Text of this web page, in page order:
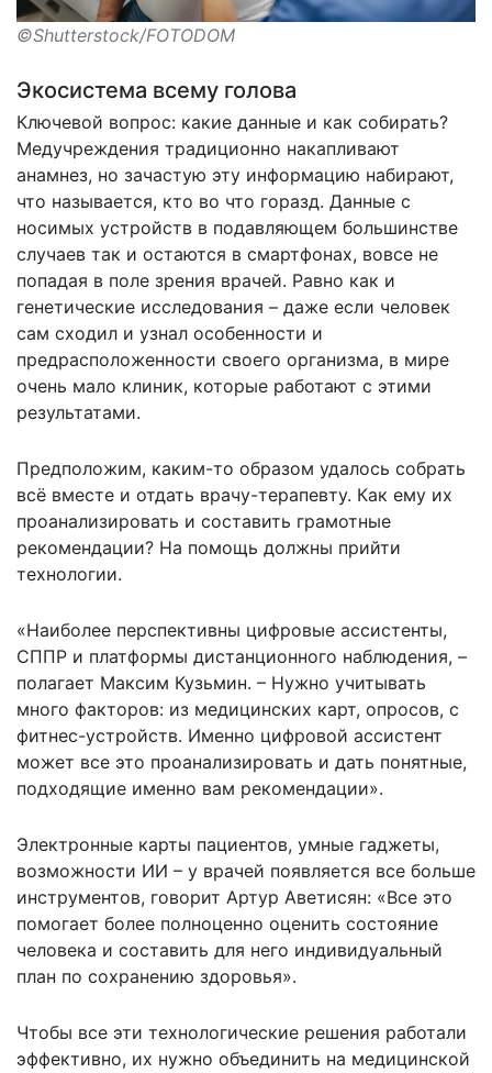
©Shutterstock/FOTODOM
Экосистема всему голова
Ключевой вопрос: какие данные и как собирать?
Медучреждения традиционно накапливают
анамнез, но зачастую эту информацию набирают,
что называется, кто во что горазд. Данные с
носимых устройств в подавляющем большинстве
случаев так и остаются в смартфонах, вовсе не
попадая в поле зрения врачей. Равно как и
генетические исследования – даже если человек
сам сходил и узнал особенности и
предрасположенности своего организма, в мире
очень мало клиник, которые работают с этими
результатами.
Предположим, каким-то образом удалось собрать
всё вместе и отдать врачу-терапевту. Как ему их
проанализировать и составить грамотные
рекомендации? На помощь должны прийти
технологии.
«Наиболее перспективны цифровые ассистенты,
СППР и платформы дистанционного наблюдения, –
полагает Максим Кузьмин. – Нужно учитывать
много факторов: из медицинских карт, опросов, с
фитнес-устройств. Именно цифровой ассистент
может все это проанализировать и дать понятные,
подходящие именно вам рекомендации».
Электронные карты пациентов, умные гаджеты,
возможности ИИ – у врачей появляется все больше
инструментов, говорит Артур Аветисян: «Все это
помогает более полноценно оценить состояние
человека и составить для него индивидуальный
план по сохранению здоровья».
Чтобы все эти технологические решения работали
эффективно, их нужно объединить на медицинской